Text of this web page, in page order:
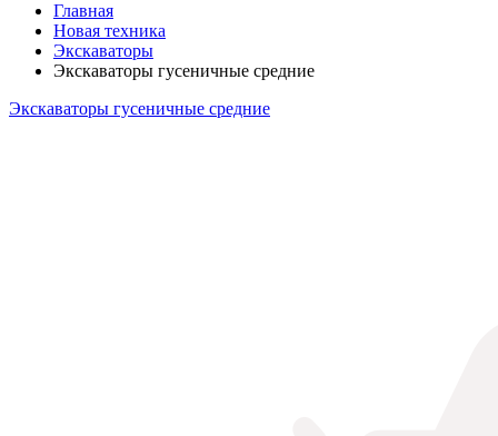
Главная
Новая техника
Экскаваторы
Экскаваторы гусеничные средние
Экскаваторы гусеничные средние